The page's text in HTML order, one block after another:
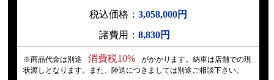
税込価格：3,058,000円
諸費用：8,830円
※商品代金は別途 消費税10%
がかかります。納車は店舗での現
状渡しとなります。また、陸送につきましては別途ご相談下さい。